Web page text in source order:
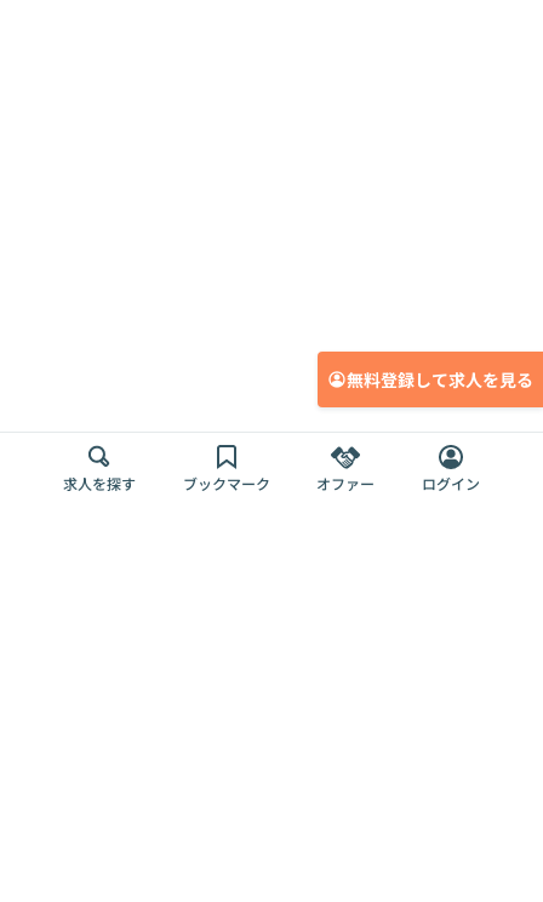
無料登録して求人を見る
求人を探す ブックマーク オファー ログイン